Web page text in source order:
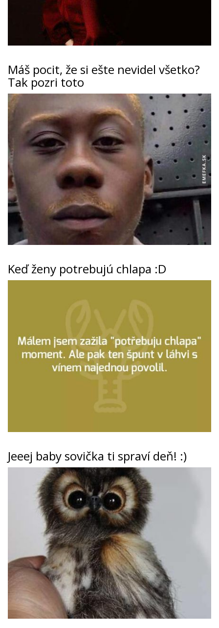
Máš pocit, že si ešte nevidel všetko?
Tak pozri toto
Keď ženy potrebujú chlapa :D
Jeeej baby sovička ti spraví deň! :)